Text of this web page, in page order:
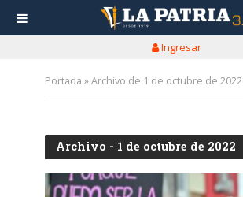
Ingresar
Portada »Archivo de 1 de octubre de 2022
Archivo - 1 de octubre de 2022